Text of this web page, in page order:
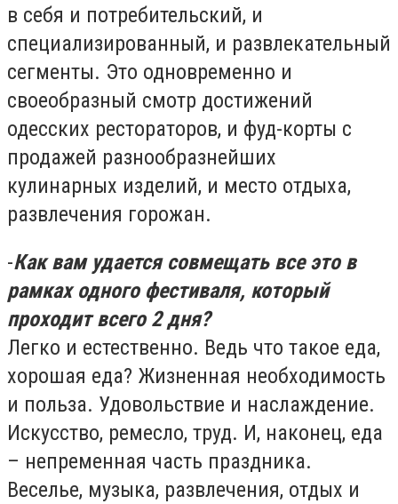
в себя и потребительский, и
специализированный, и развлекательный
сегменты. Это одновременно и
своеобразный смотр достижений
одесских рестораторов, и фуд-корты с
продажей разнообразнейших
кулинарных изделий, и место отдыха,
развлечения горожан.
-Как вам удается совмещать все это в
рамках одного фестиваля, который
проходит всего 2 дня?
Легко и естественно. Ведь что такое еда,
хорошая еда? Жизненная необходимость
и польза. Удовольствие и наслаждение.
Искусство, ремесло, труд. И, наконец, еда
– непременная часть праздника.
Веселье, музыка, развлечения, отдых и